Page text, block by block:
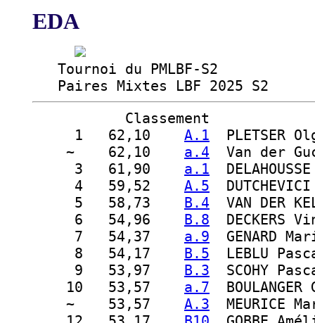
EDA
   Tournoi du PMLBF-S2
   Paires Mixtes LBF 2025 S2
Classement
  1
   62,10
A.1
PLETSER
~
   62,10
a.4
Van der
  3
   61,90
a.1
  4
   59,52
A.5
  5
   58,73
B.4
VAN DER
  6
   54,96
B.8
DECKERS
  7
   54,37
a.9
GENARD
  8
   54,17
B.5
LEBLU
  9
   53,97
B.3
SCOHY
10
   53,57
a.7
~
   53,57
A.3
MEURICE